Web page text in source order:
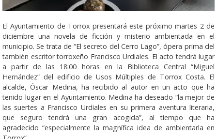
El Ayuntamiento de Torrox presentará este próximo martes 2 de
diciembre una novela de ficción y misterio ambientada en el
municipio. Se trata de “El secreto del Cerro Lago”, ópera prima del
también escritor torroxeño Francisco Urdiales. El acto tendrá lugar
a partir de las 18:00 horas en la Biblioteca Central “Miguel
Hernández” del edificio de Usos Múltiples de Torrox Costa. El
alcalde, Óscar Medina, ha recibido al autor en un acto que ha
tenido lugar en el Ayuntamiento. Medina ha deseado “la mejor de
las suertes a Francisco Urdiales en su primera aventura literaria,
que seguro tendrá una gran acogida”, al tiempo que ha
agradecido “especialmente la magnífica idea de ambientarla en